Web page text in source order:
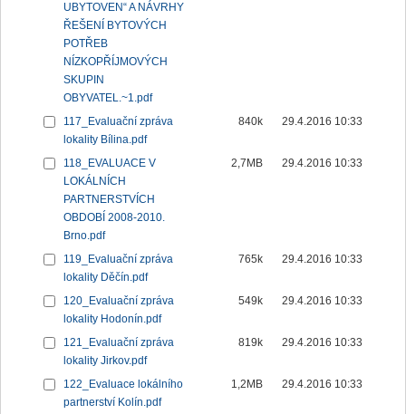
UBYTOVEN“ A NÁVRHY
ŘEŠENÍ BYTOVÝCH
POTŘEB
NÍZKOPŘÍJMOVÝCH
SKUPIN
OBYVATEL.~1.pdf
117_Evaluační zpráva
lokality Bílina.pdf
840k 29.4.2016 10:33
118_EVALUACE V
LOKÁLNÍCH
PARTNERSTVÍCH
OBDOBÍ 2008-2010.
Brno.pdf
2,7MB 29.4.2016 10:33
119_Evaluační zpráva
lokality Děčín.pdf
765k 29.4.2016 10:33
120_Evaluační zpráva
lokality Hodonín.pdf
549k 29.4.2016 10:33
121_Evaluační zpráva
lokality Jirkov.pdf
819k 29.4.2016 10:33
122_Evaluace lokálního
partnerství Kolín.pdf
1,2MB 29.4.2016 10:33